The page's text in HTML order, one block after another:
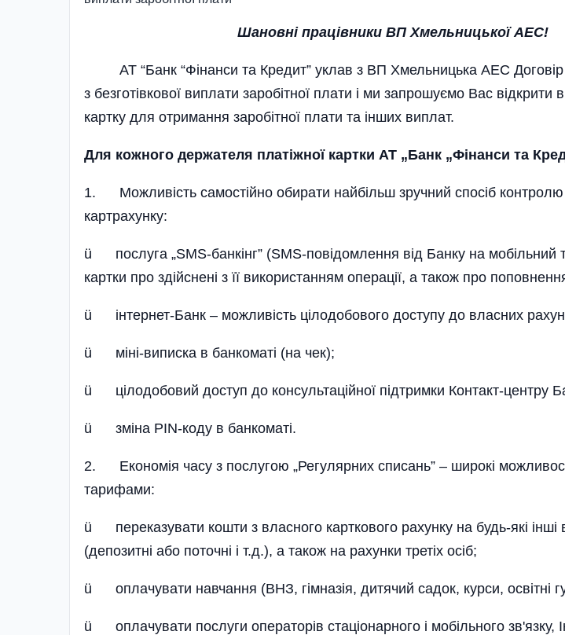
Шановні працівники ВП Хмельницької АЕС!
АТ “Банк “Фінанси та Кредит” уклав з ВП Хмельницька АЕС Договір
з безготівкової виплати заробітної плати і ми запрошуємо Вас відкрити
картку для отримання заробітної плати та інших виплат.
Для кожного держателя платіжної картки АТ „Банк „Фінанси та
1. Можливість самостійно обирати найбільш зручний спосіб контролю
картрахунку:
ü послуга „SMS-банкінг” (SMS-повідомлення від Банку на
картки про здійснені з її використанням операції, а також про
ü інтернет-Банк – можливість цілодобового доступу до власних
ü міні-виписка в банкоматі (на чек);
ü цілодобовий доступ до консультаційної підтримки Контакт-центру
ü зміна PIN-коду в банкоматі.
2. Економія часу з послугою „Регулярних списань” – широкі
тарифами:
ü переказувати кошти з власного карткового рахунку на будь-які інші
(депозитні або поточні і т.д.), а також на рахунки третіх осіб;
ü оплачувати навчання (ВНЗ, гімназія, дитячий садок, курси, освітні
ü оплачувати послуги операторів стаціонарного і мобільного зв'язку,